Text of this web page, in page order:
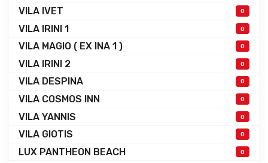
VILA IVET 0
VILA IRINI 1 0
VILA MAGIO ( EX INA 1 ) 0
VILA IRINI 2 0
VILA DESPINA 0
VILA COSMOS INN 0
VILA YANNIS 0
VILA GIOTIS 0
LUX PANTHEON BEACH 0